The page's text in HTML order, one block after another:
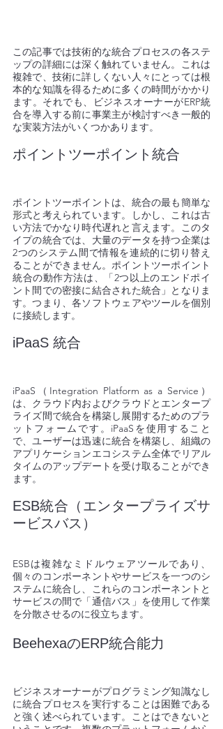
この記事では技術的な統合プロセスの各ステ
ップの詳細には深く触れていません。これは
複雑で、技術に詳しくない人々にとっては根
本的な知識を得るために多くの時間がかかり
ます。それでも、ビジネスオーナーがERP統
合を導入する前に事業主が検討すべき一般的
な実装方法がいくつかあります。
ポイントツーポイント統合
ポイントツーポイントは、統合の最も簡単な
形式と考えられています。しかし、これは古
い方法でかなり時代遅れと言えます。このタ
イプの統合では、大量のデータを持つ企業は
2つのシステム間で情報を連続的に切り替え
ることができません。ポイントツーポイント
統合の動作方法は、「2つ以上のエンドポイ
ント間での密接に結合された統合」となりま
す。つまり、各ソフトウェアやツールを個別
に接続します。
iPaaS 統合
iPaaS（Integration Platform as a Service）
は、クラウド内およびクラウドとエンタープ
ライズ間で統合を構築し展開するためのプラ
ットフォームです。iPaaSを使用すること
で、ユーザーは迅速に統合を構築し、組織の
アプリケーションエコシステム全体でリアル
タイムのアップデートを受け取ることができ
ます。
ESB統合（エンタープライズサ
ービスバス）
ESBは複雑なミドルウェアツールであり、
個々のコンポーネントやサービスを一つのシ
ステムに統合し、これらのコンポーネントと
サービスの間で「通信バス」を使用して作業
を分散させるのに役立ちます。
BeehexaのERP統合能力
ビジネスオーナーがプログラミング知識なし
に統合プロセスを実行することは困難である
と強く述べられています。ことはできないと